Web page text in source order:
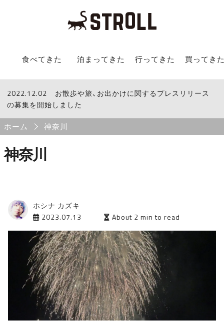
STROLL Menu
食べてきた 泊まってきた 行ってきた 買ってき
STROLLからのお知らせ
2022.12.02
お散歩や旅、お出かけに関するプレスリリース
の募集を開始しました
Breadcrumb
ホーム 神奈川
神奈川
ホシナ カズキ
2023.07.13
About 2 min to read